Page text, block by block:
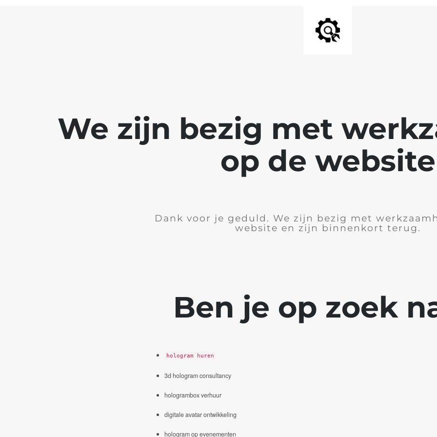
We zijn bezig met
op de website
Dank voor je geduld. We zijn bezig met
website en zijn binnenkort terug.
Ben je op zoek
hologram huren
3d hologram consultancy
hologrambox verhuur
digitale avatar ontwikkeling
hologram op evenementen